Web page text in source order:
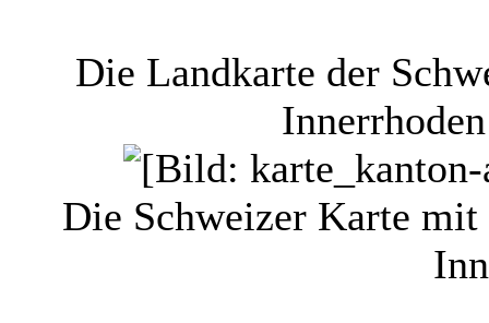
Die Landkarte der
Die Schweizer Karte